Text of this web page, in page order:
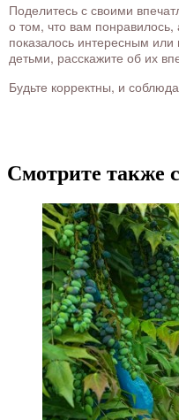
Поделитесь с своими
о том, что вам понравилось,
показалось интересным
детьми, расскажите об их
Будьте корректны, и
Смотрите также